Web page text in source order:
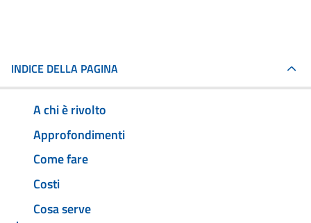
INDICE DELLA PAGINA
A chi è rivolto
Approfondimenti
Come fare
Costi
Cosa serve